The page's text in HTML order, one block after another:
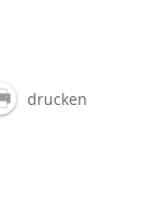
drucken